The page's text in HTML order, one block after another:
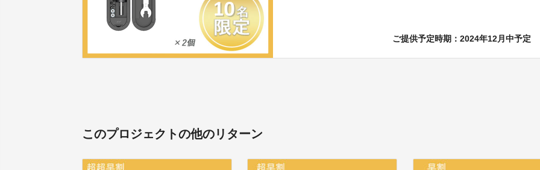
ご提供予定時期：2024年12月中予定
このプロジェクトの他のリターン